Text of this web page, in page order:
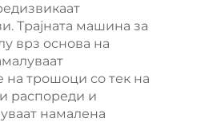
Трајната машина за
врз основа на
на трошоци со тек на
распореди и
намалена